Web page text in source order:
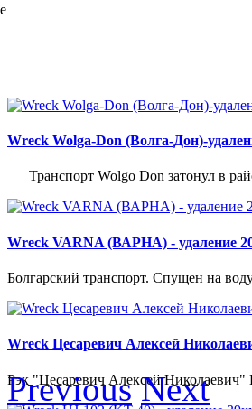
Wreck Wolga-Don (Волга-Дон)-
Транспорт Wolgo Don затонул в
Wreck VARNA (ВАРНА) - удаление
Болгарский транспорт. Спущен на
Wreck Цесаревич Алексей
Рэк "Цесаревич Алексей
Previous Next